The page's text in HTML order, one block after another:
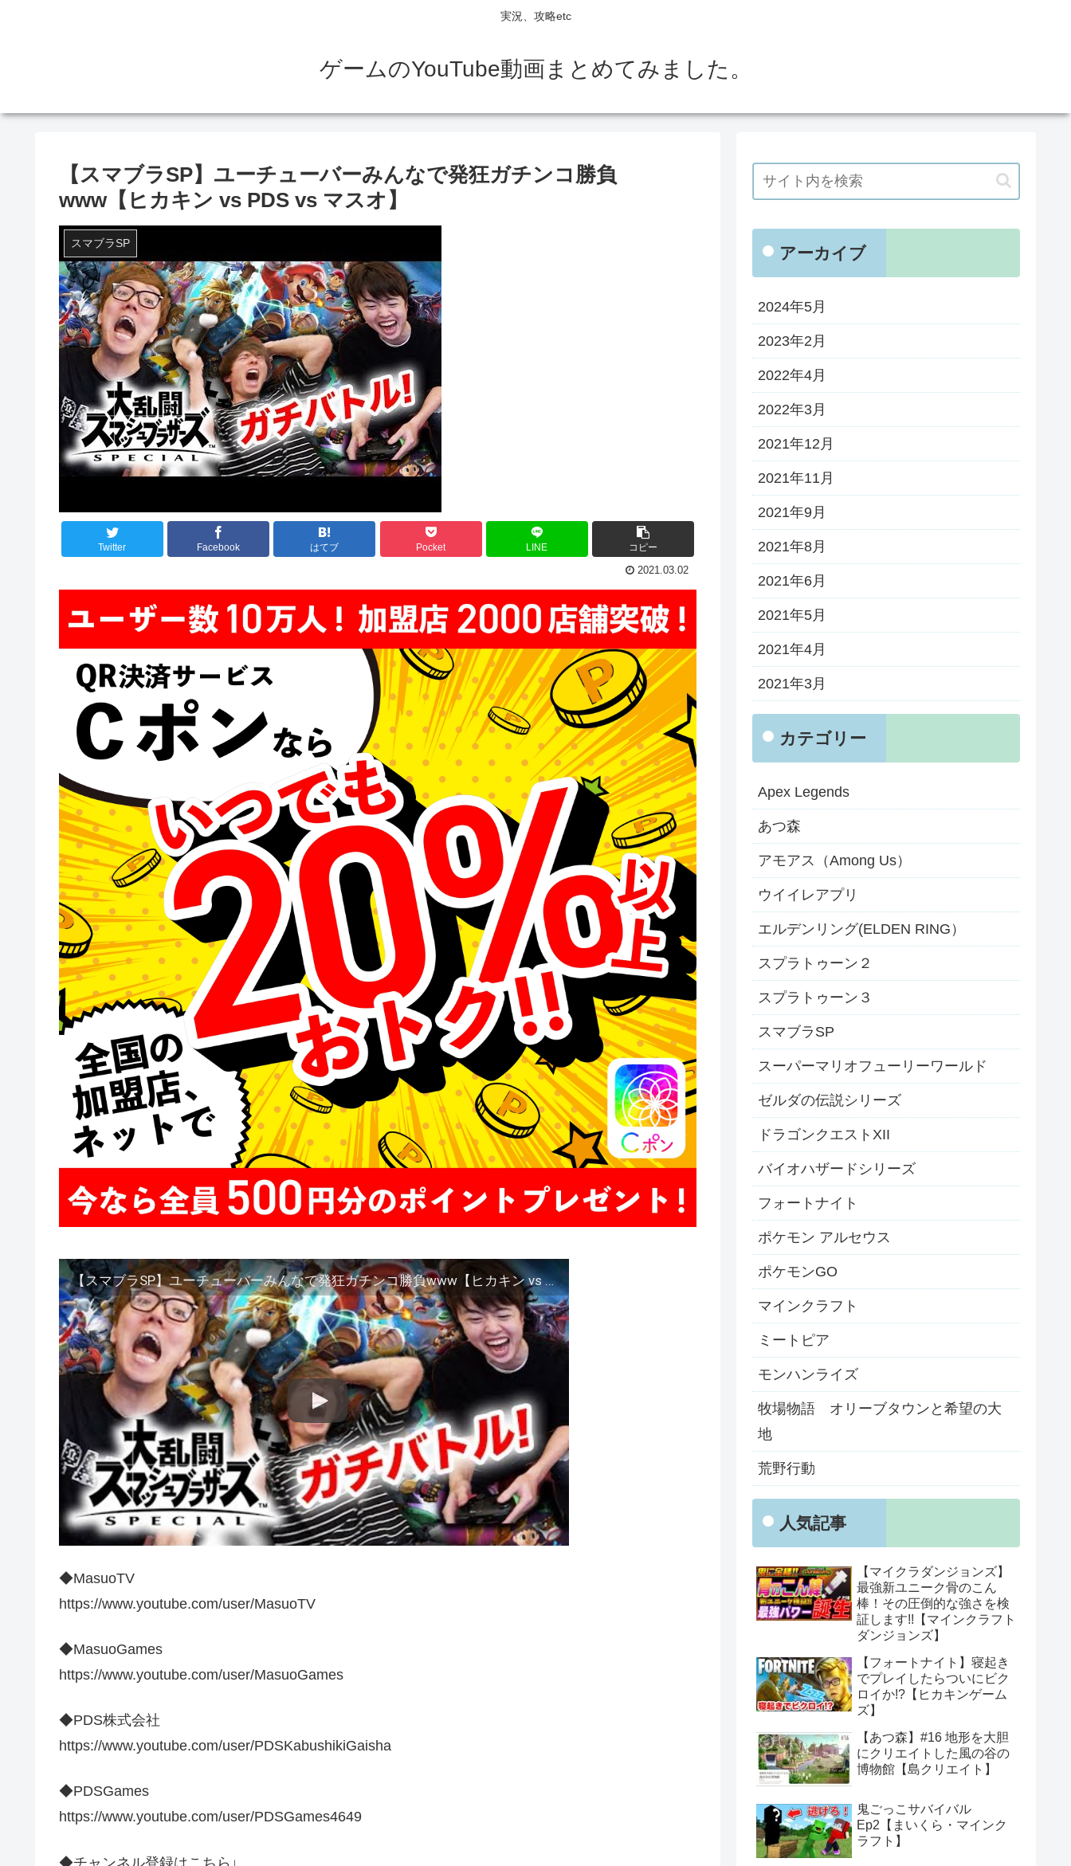
実況、攻略etc
ゲームのYouTube動画まとめてみました。
【スマブラSP】ユーチューバーみんなで発狂ガチンコ勝負
www【ヒカキン vs PDS vs マスオ】
スマブラSP
Twitter Facebook はてブ Pocket LINE コピー
2021.03.02
【スマブラSP】ユーチューバーみんなで発狂ガチンコ勝負www【ヒカキン vs PDS vs マスオ】
◆MasuoTV
https://www.youtube.com/user/MasuoTV
◆MasuoGames
https://www.youtube.com/user/MasuoGames
◆PDS株式会社
https://www.youtube.com/user/PDSKabushikiGaisha
◆PDSGames
https://www.youtube.com/user/PDSGames4649
◆チャンネル登録はこちら↓
アーカイブ
2024年5月
2023年2月
2022年4月
2022年3月
2021年12月
2021年11月
2021年9月
2021年8月
2021年6月
2021年5月
2021年4月
2021年3月
カテゴリー
Apex Legends
あつ森
アモアス（Among Us）
ウイイレアプリ
エルデンリング(ELDEN RING）
スプラトゥーン２
スプラトゥーン３
スマブラSP
スーパーマリオフューリーワールド
ゼルダの伝説シリーズ
ドラゴンクエストXII
バイオハザードシリーズ
フォートナイト
ポケモン アルセウス
ポケモンGO
マインクラフト
ミートピア
モンハンライズ
牧場物語 オリーブタウンと希望の大
地
荒野行動
人気記事
【マイクラダンジョンズ】
最強新ユニーク骨のこん
棒！その圧倒的な強さを検
証します!!【マインクラフト
ダンジョンズ】
【フォートナイト】寝起き
でプレイしたらついにビク
ロイか!?【ヒカキンゲーム
ズ】
【あつ森】#16 地形を大胆
にクリエイトした風の谷の
博物館【島クリエイト】
鬼ごっこサバイバル
Ep2【まいくら・マインク
ラフト】